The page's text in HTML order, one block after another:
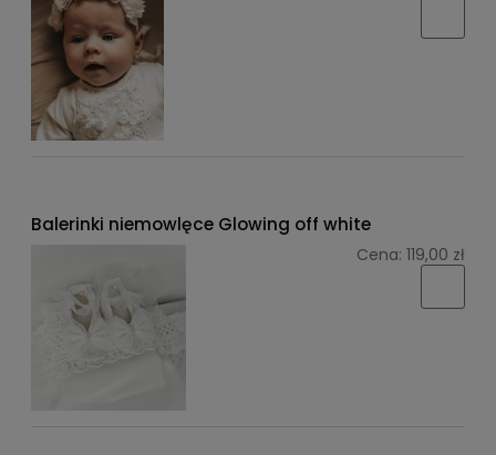
Balerinki niemowlęce Glowing off white
Cena: 119,00 zł